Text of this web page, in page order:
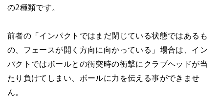
の2種類です。
前者の「インパクトではまだ閉じている状態ではあるも
の、フェースが開く方向に向かっている」場合は、イン
パクトではボールとの衝突時の衝撃にクラブヘッドが当
たり負けてしまい、ボールに力を伝える事ができませ
ん。